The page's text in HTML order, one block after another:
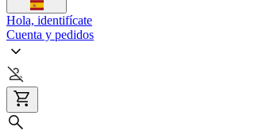
Hola, identifícate
Cuenta y pedidos